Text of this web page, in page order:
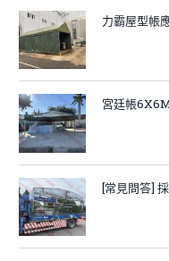
力霸屋型帳
宮廷帳
[常見問答]